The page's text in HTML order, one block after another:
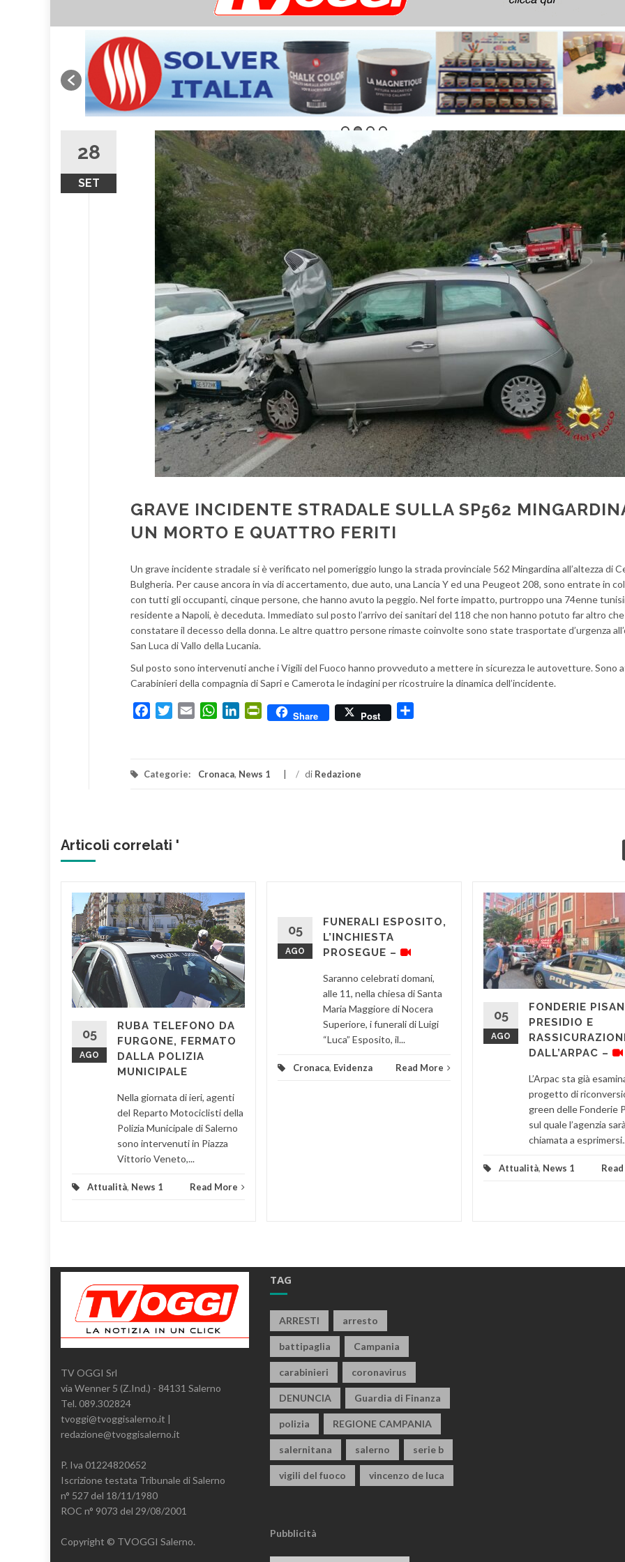
28
SET
GRAVE INCIDENTE STRADALE SULLA SP562
UN MORTO E QUATTRO FERITI
Un grave incidente stradale si è verificato nel pomeriggio lungo la strada provinciale 562 Mingardina all’altezza di
Bulgheria. Per cause ancora in via di accertamento, due auto, una Lancia Y ed una Peugeot 208, sono entrate in
con tutti gli occupanti, cinque persone, che hanno avuto la peggio. Nel forte impatto, purtroppo una 74enne
residente a Napoli, è deceduta. Immediato sul posto l’arrivo dei sanitari del 118 che non hanno potuto far altro che
constatare il decesso della donna. Le altre quattro persone rimaste coinvolte sono state trasportate d’urgenza
San Luca di Vallo della Lucania.
Sul posto sono intervenuti anche i Vigili del Fuoco hanno provveduto a mettere in sicurezza le autovetture. Sono
Carabinieri della compagnia di Sapri e Camerota le indagini per ricostruire la dinamica dell’incidente.
FacebookTwitterEmail WhatsApp
LinkedInPrintFriendly
Share Post
Categorie: Cronaca, News 1 / di Redazione
Articoli correlati '
05
AGO
RUBA TELEFONO DA
FURGONE, FERMATO
DALLA POLIZIA
MUNICIPALE
Nella giornata di ieri, agenti
del Reparto Motociclisti della
Polizia Municipale di Salerno
sono intervenuti in Piazza
Vittorio Veneto,...
Attualità, News 1 Read More
05
AGO
FUNERALI ESPOSITO,
L’INCHIESTA
PROSEGUE –
Saranno celebrati domani,
alle 11, nella chiesa di Santa
Maria Maggiore di Nocera
Superiore, i funerali di Luigi
“Luca” Esposito, il...
Cronaca, Evidenza Read More
05
AGO
FONDERIE
PRESIDIO E
RASSICURAZIONI
DALL’ARPAC –
L’Arpac sta già
progetto di
green delle Fonderie
sul quale l’agenzia sarà
chiamata a
Attualità, News 1
TV OGGI Srl
via Wenner 5 (Z.Ind.) - 84131 Salerno
Tel. 089.302824
tvoggi@tvoggisalerno.it |
redazione@tvoggisalerno.it
P. Iva 01224820652
Iscrizione testata Tribunale di Salerno
n° 527 del 18/11/1980
ROC n° 9073 del 29/08/2001
Copyright © TVOGGI Salerno.
TAG
ARRESTI arresto
battipaglia Campania
carabinieri coronavirus
DENUNCIA Guardia di Finanza
polizia REGIONE CAMPANIA
salernitana salerno serie b
vigili del fuoco vincenzo de luca
Pubblicità